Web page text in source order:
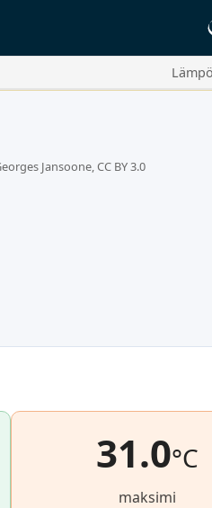
Jansoone, CC BY 3.0
31.0°C
maksimi